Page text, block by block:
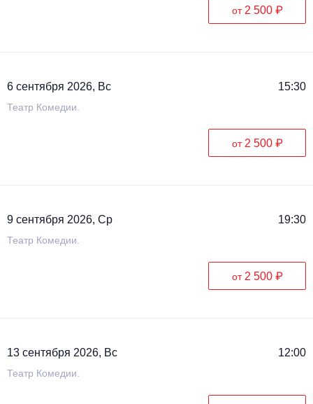
от 2 500 ₽
6 сентября 2026, Вс 15:30
Театр Комедии.
от 2 500 ₽
9 сентября 2026, Ср 19:30
Театр Комедии.
от 2 500 ₽
13 сентября 2026, Вс 12:00
Театр Комедии.